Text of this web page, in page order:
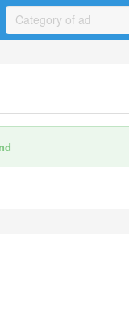
Category of ad